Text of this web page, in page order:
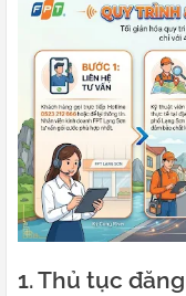
1. Thủ tục